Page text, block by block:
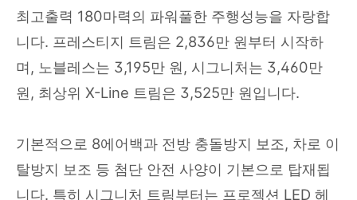
최고출력 180마력의 파워풀한 주행성능을 자랑합
니다. 프레스티지 트림은 2,836만 원부터 시작하
며, 노블레스는 3,195만 원, 시그니처는 3,460만
원, 최상위 X-Line 트림은 3,525만 원입니다.
기본적으로 8에어백과 전방 충돌방지 보조, 차로 이
탈방지 보조 등 첨단 안전 사양이 기본으로 탑재됩
니다. 특히 시그니처 트림부터는 프로젝션 LED 헤